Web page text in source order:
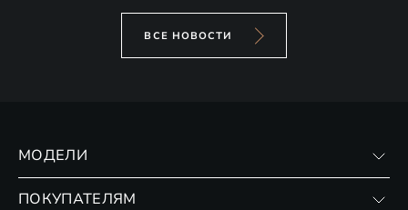
ВСЕ НОВОСТИ
МОДЕЛИ
ПОКУПАТЕЛЯМ